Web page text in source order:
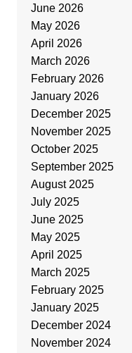
June 2026
May 2026
April 2026
March 2026
February 2026
January 2026
December 2025
November 2025
October 2025
September 2025
August 2025
July 2025
June 2025
May 2025
April 2025
March 2025
February 2025
January 2025
December 2024
November 2024